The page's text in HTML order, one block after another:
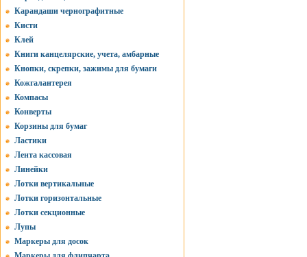
Карандаши чернографитные
Кисти
Клей
Книги канцелярские, учета, амбарные
Кнопки, скрепки, зажимы для бумаги
Кожгалантерея
Компасы
Конверты
Корзины для бумаг
Ластики
Лента кассовая
Линейки
Лотки вертикальные
Лотки горизонтальные
Лотки секционные
Лупы
Маркеры для досок